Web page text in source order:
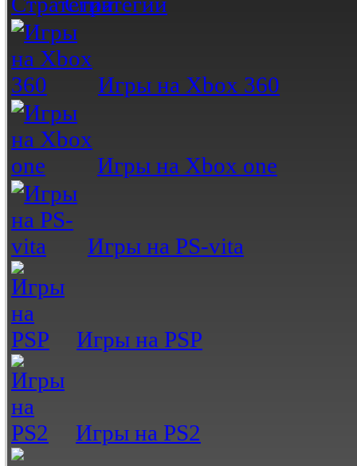
Игры на Xbox 360
Игры на Xbox one
Игры на PS-vita
Игры на PSP
Игры на PS2